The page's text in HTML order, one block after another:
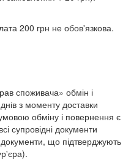
200 грн не обов'язкова.
споживача» обмін і
з моменту доставки
обміну і повернення є
супровідні документи
що підтверджують